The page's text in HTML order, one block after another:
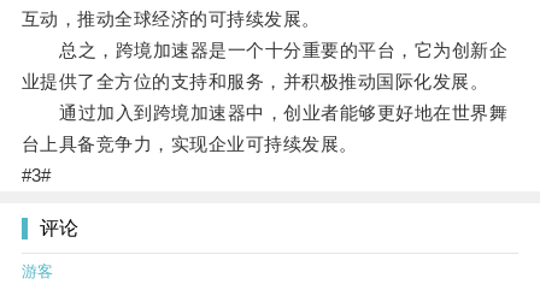
互动，推动全球经济的可持续发展。
总之，跨境加速器是一个十分重要的平台，它为创新企
业提供了全方位的支持和服务，并积极推动国际化发展。
通过加入到跨境加速器中，创业者能够更好地在世界舞
台上具备竞争力，实现企业可持续发展。
#3#
评论
游客